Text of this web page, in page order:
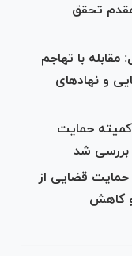
مقدم تحقق
با تهاجم
و نهاد‌های
کمیته حمایت
بررسی شد
قضایی از
و کاهش